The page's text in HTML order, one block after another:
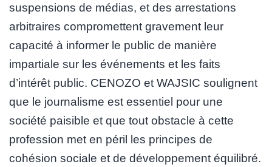
suspensions de médias, et des arrestations
arbitraires compromettent gravement leur
capacité à informer le public de manière
impartiale sur les événements et les faits
d’intérêt public. CENOZO et WAJSIC soulignent
que le journalisme est essentiel pour une
société paisible et que tout obstacle à cette
profession met en péril les principes de
cohésion sociale et de développement équilibré.